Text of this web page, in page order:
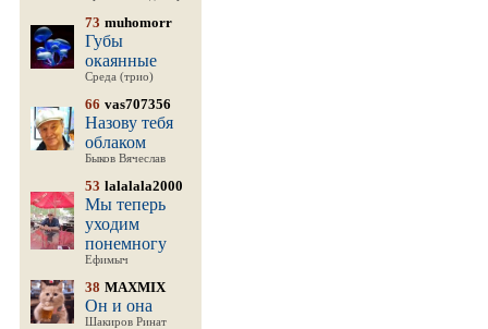
73 muhomorr
Губы
окаянные
Среда (трио)
66 vas707356
Назову тебя
облаком
Быков Вячеслав
53 lalalala2000
Мы теперь
уходим
понемногу
Ефимыч
38 MAXMIX
Он и она
Шакиров Ринат